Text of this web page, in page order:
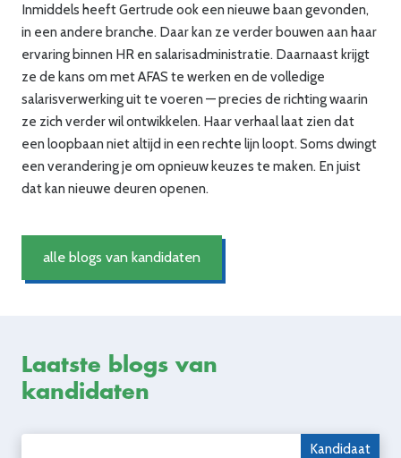
Inmiddels heeft Gertrude ook een nieuwe baan gevonden,
in een andere branche. Daar kan ze verder bouwen aan haar
ervaring binnen HR en salarisadministratie. Daarnaast krijgt
ze de kans om met AFAS te werken en de volledige
salarisverwerking uit te voeren — precies de richting waarin
ze zich verder wil ontwikkelen. Haar verhaal laat zien dat
een loopbaan niet altijd in een rechte lijn loopt. Soms dwingt
een verandering je om opnieuw keuzes te maken. En juist
dat kan nieuwe deuren openen.
alle blogs van kandidaten
Laatste blogs van
kandidaten
Kandidaat